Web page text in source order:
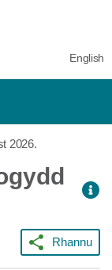
English
2026.
Rhannu